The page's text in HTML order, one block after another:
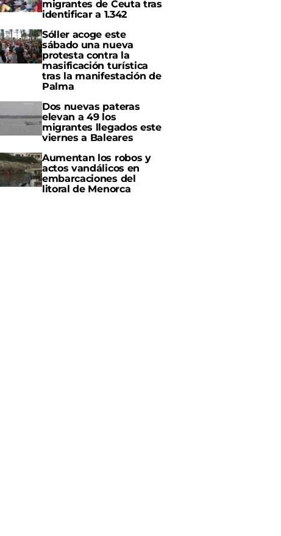
migrantes de Ceuta tras
identificar a 1.342
Sóller acoge este
sábado una nueva
protesta contra la
masificación turística
tras la manifestación de
Palma
Dos nuevas pateras
elevan a 49 los
migrantes llegados este
viernes a Baleares
Aumentan los robos y
actos vandálicos en
embarcaciones del
litoral de Menorca